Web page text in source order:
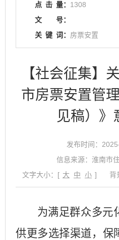
点 击 量： 1308
文
号：
关 键 词： 房票安置
【社会征集】
市房票安置管
见稿）》
发布时间：
信息来源：淮南市
文字大小：[ 大 中 小 ] 背
为满足群众多元
供更多选择渠道，保